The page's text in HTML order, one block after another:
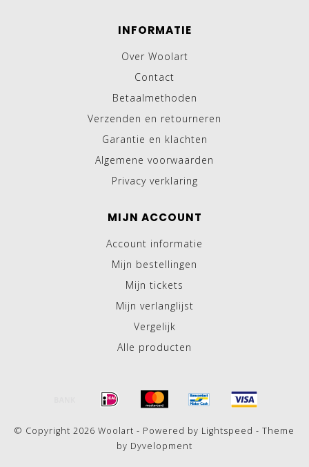
INFORMATIE
Over Woolart
Contact
Betaalmethoden
Verzenden en retourneren
Garantie en klachten
Algemene voorwaarden
Privacy verklaring
MIJN ACCOUNT
Account informatie
Mijn bestellingen
Mijn tickets
Mijn verlanglijst
Vergelijk
Alle producten
© Copyright 2026 Woolart - Powered by Lightspeed - Theme
by Dyvelopment